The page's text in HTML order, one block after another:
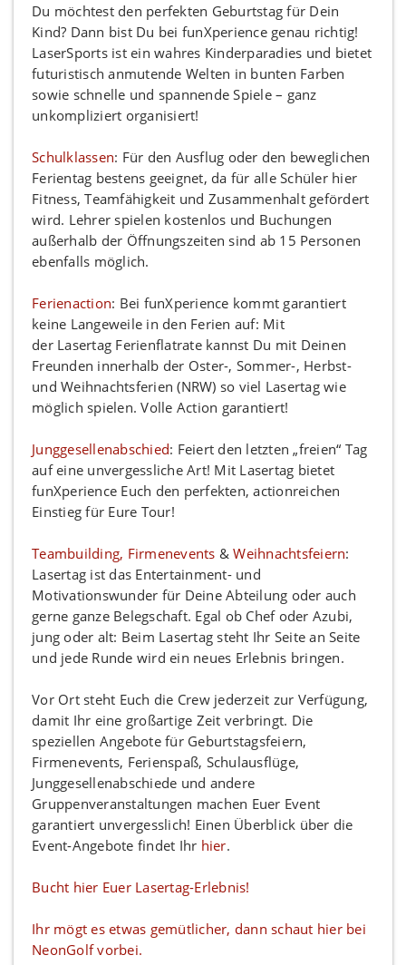
Du möchtest den perfekten Geburtstag für Dein
Kind? Dann bist Du bei funXperience genau richtig!
LaserSports ist ein wahres Kinderparadies und bietet
futuristisch anmutende Welten in bunten Farben
sowie schnelle und spannende Spiele – ganz
unkompliziert organisiert!
Schulklassen: Für den Ausflug oder den beweglichen
Ferientag bestens geeignet, da für alle Schüler hier
Fitness, Teamfähigkeit und Zusammenhalt gefördert
wird. Lehrer spielen kostenlos und Buchungen
außerhalb der Öffnungszeiten sind ab 15 Personen
ebenfalls möglich.
Ferienaction: Bei funXperience kommt garantiert
keine Langeweile in den Ferien auf: Mit
der Lasertag Ferienflatrate kannst Du mit Deinen
Freunden innerhalb der Oster-, Sommer-, Herbst-
und Weihnachtsferien (NRW) so viel Lasertag wie
möglich spielen. Volle Action garantiert!
Junggesellenabschied: Feiert den letzten „freien“ Tag
auf eine unvergessliche Art! Mit Lasertag bietet
funXperience Euch den perfekten, actionreichen
Einstieg für Eure Tour!
Teambuilding, Firmenevents &Weihnachtsfeiern:
Lasertag ist das Entertainment- und
Motivationswunder für Deine Abteilung oder auch
gerne ganze Belegschaft. Egal ob Chef oder Azubi,
jung oder alt: Beim Lasertag steht Ihr Seite an Seite
und jede Runde wird ein neues Erlebnis bringen.
Vor Ort steht Euch die Crew jederzeit zur Verfügung,
damit Ihr eine großartige Zeit verbringt. Die
speziellen Angebote für Geburtstagsfeiern,
Firmenevents, Ferienspaß, Schulausflüge,
Junggesellenabschiede und andere
Gruppenveranstaltungen machen Euer Event
garantiert unvergesslich! Einen Überblick über die
Event-Angebote findet Ihr hier.
Bucht hier Euer Lasertag-Erlebnis!
Ihr mögt es etwas gemütlicher, dann schaut hier bei
NeonGolf vorbei.